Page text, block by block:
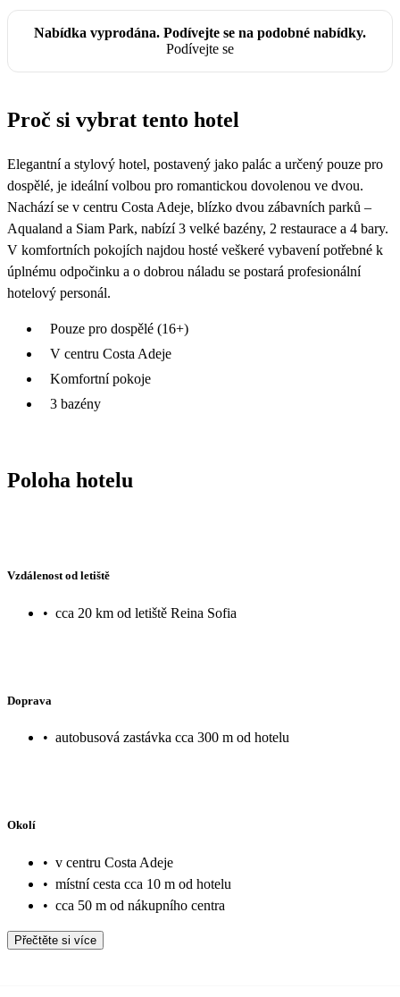
Nabídka vyprodána. Podívejte se na podobné nabídky.
Podívejte se
Proč si vybrat tento hotel
Elegantní a stylový hotel, postavený jako palác a určený pouze pro
dospělé, je ideální volbou pro romantickou dovolenou ve dvou.
Nachází se v centru Costa Adeje, blízko dvou zábavních parků –
Aqualand a Siam Park, nabízí 3 velké bazény, 2 restaurace a 4 bary.
V komfortních pokojích najdou hosté veškeré vybavení potřebné k
úplnému odpočinku a o dobrou náladu se postará profesionální
hotelový personál.
Pouze pro dospělé (16+)
V centru Costa Adeje
Komfortní pokoje
3 bazény
Poloha hotelu
Vzdálenost od letiště
• cca 20 km od letiště Reina Sofia
Doprava
• autobusová zastávka cca 300 m od hotelu
Okolí
• v centru Costa Adeje
• místní cesta cca 10 m od hotelu
• cca 50 m od nákupního centra
Přečtěte si více